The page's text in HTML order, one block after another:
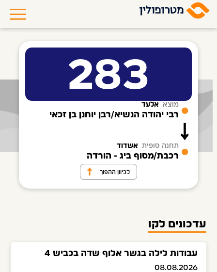
283
מוצא אלעד
רבי יהודה הנשיא/רבן יוחנן בן זכאי
תחנה סופית אשדוד
רכבת/מסוף ביג - הורדה
לכיוון ההפוך
עדכונים לקו
עבודות לילה בגשר אלוף שדה בכביש 4
08.08.2026